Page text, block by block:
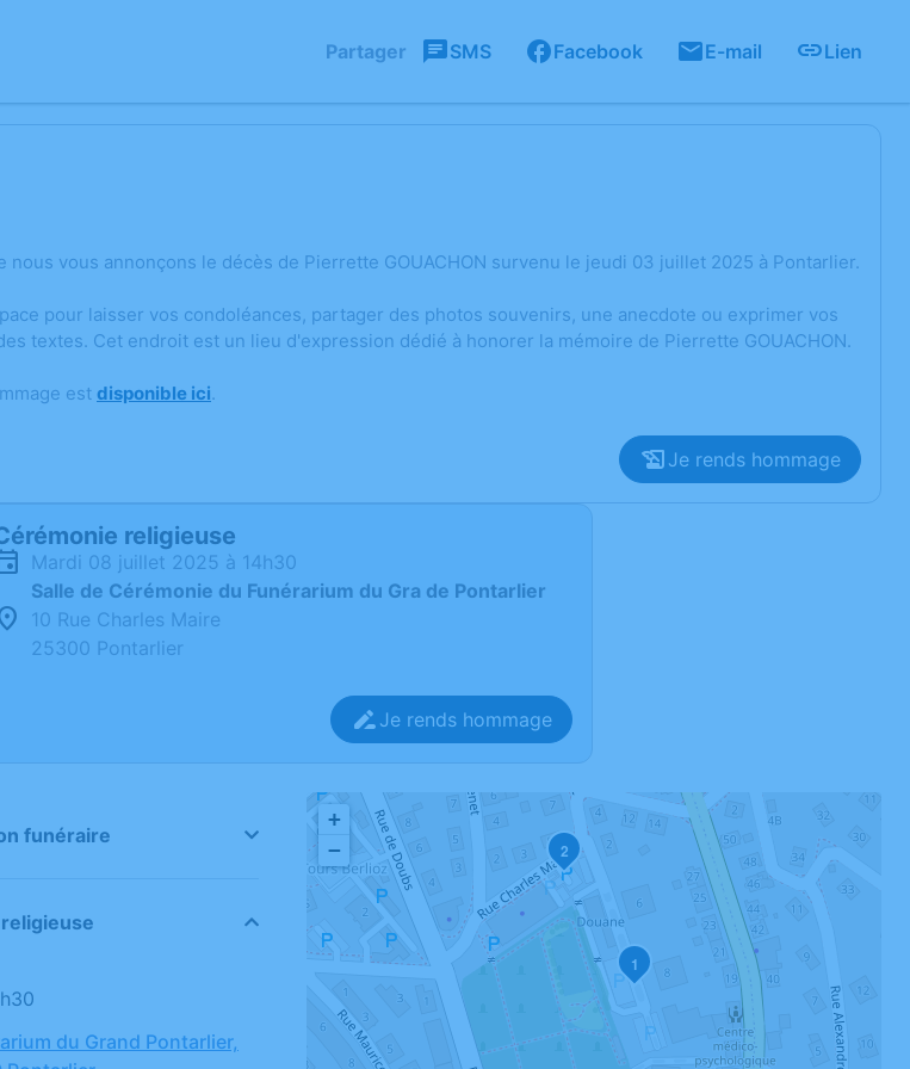
Partager SMS Facebook E-mail Lien
nous vous annonçons le décès de Pierrette GOUACHON survenu le jeudi 03 juillet 2025 à Pontarlier.
pour laisser vos condoléances, partager des photos souvenirs, une anecdote ou exprimer vos
textes. Cet endroit est un lieu d'expression dédié à honorer la mémoire de Pierrette GOUACHON.
est disponible ici.
Je rends hommage
religieuse
mardi 08 juillet 2025 à 14h30
Salle de Cérémonie du Funérarium du Gra de Pontarlier
10 Rue Charles Maire
25300 Pontarlier
Je rends hommage
funéraire
du Grand Pontarlier,
1
2
+
−